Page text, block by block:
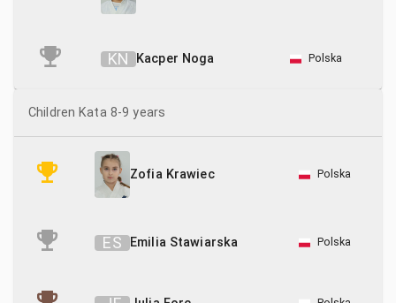
KN Kacper Noga Polska
Children Kata 8-9 years
Zofia Krawiec Polska
ES Emilia Stawiarska Polska